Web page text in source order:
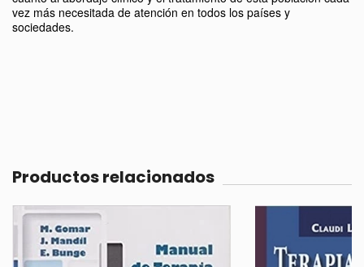
vez más necesitada de atención en todos los países y
sociedades.
Productos relacionados